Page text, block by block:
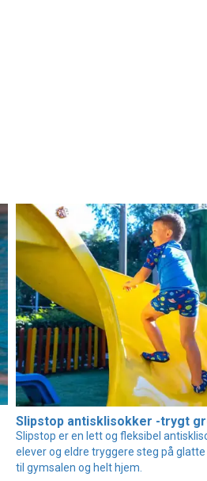
Slipstop antisklisokker -trygt
Slipstop er en lett og fleksibel
elever og eldre tryggere steg på
til gymsalen og helt hjem.